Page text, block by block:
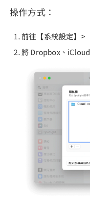
操作方式：
前往【系統設定】>
將 Dropbox、